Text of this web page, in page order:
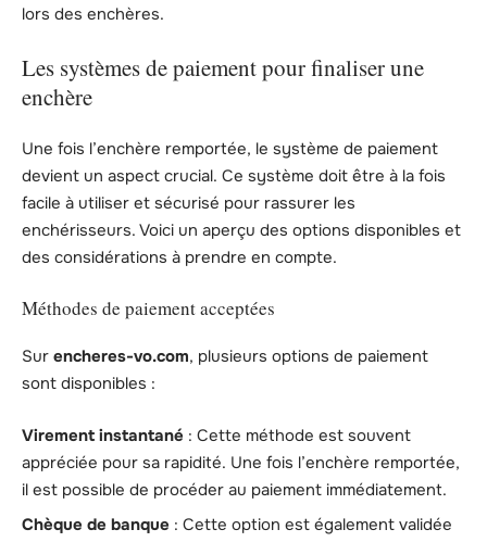
lors des enchères.
Les systèmes de paiement pour finaliser une
enchère
Une fois l’enchère remportée, le système de paiement
devient un aspect crucial. Ce système doit être à la fois
facile à utiliser et sécurisé pour rassurer les
enchérisseurs. Voici un aperçu des options disponibles et
des considérations à prendre en compte.
Méthodes de paiement acceptées
Sur encheres-vo.com, plusieurs options de paiement
sont disponibles :
Virement instantané : Cette méthode est souvent
appréciée pour sa rapidité. Une fois l’enchère remportée,
il est possible de procéder au paiement immédiatement.
Chèque de banque : Cette option est également validée